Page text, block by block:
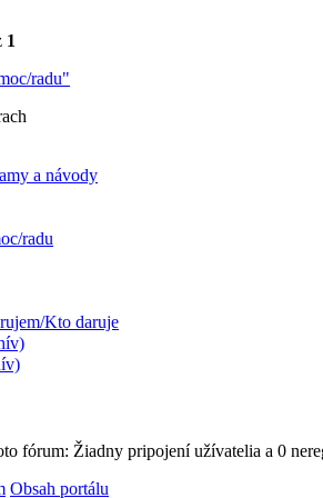
1
radu"
a návody
radu
Kto daruje
fórum: Žiadny pripojení užívatelia a 0
Obsah portálu